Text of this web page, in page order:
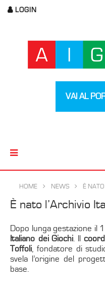
LOGIN
VAI AL
HOME NEWS È
È nato l’Archivio
Dopo lunga gestazione il
Italiano dei Giochi. Il
Toffoli, fondatore di
svela l’origine del
base.